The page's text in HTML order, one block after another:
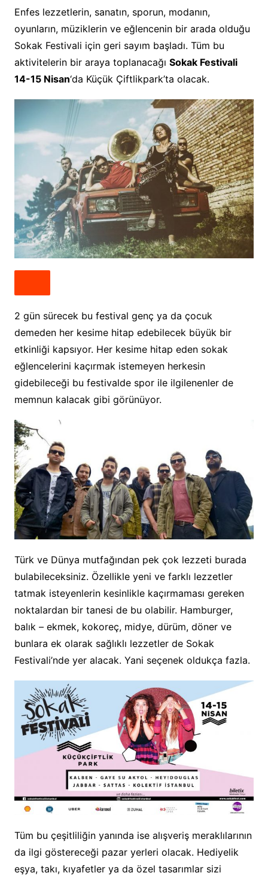
Enfes lezzetlerin, sanatın, sporun, modanın,
oyunların, müziklerin ve eğlencenin bir arada olduğu
Sokak Festivali için geri sayım başladı. Tüm bu
aktivitelerin bir araya toplanacağı Sokak Festivali
14-15 Nisan‘da Küçük Çiftlikpark’ta olacak.
2 gün sürecek bu festival genç ya da çocuk
demeden her kesime hitap edebilecek büyük bir
etkinliği kapsıyor. Her kesime hitap eden sokak
eğlencelerini kaçırmak istemeyen herkesin
gidebileceği bu festivalde spor ile ilgilenenler de
memnun kalacak gibi görünüyor.
Türk ve Dünya mutfağından pek çok lezzeti burada
bulabileceksiniz. Özellikle yeni ve farklı lezzetler
tatmak isteyenlerin kesinlikle kaçırmaması gereken
noktalardan bir tanesi de bu olabilir. Hamburger,
balık – ekmek, kokoreç, midye, dürüm, döner ve
bunlara ek olarak sağlıklı lezzetler de Sokak
Festivali’nde yer alacak. Yani seçenek oldukça fazla.
Tüm bu çeşitliliğin yanında ise alışveriş meraklılarının
da ilgi göstereceği pazar yerleri olacak. Hediyelik
eşya, takı, kıyafetler ya da özel tasarımlar sizi